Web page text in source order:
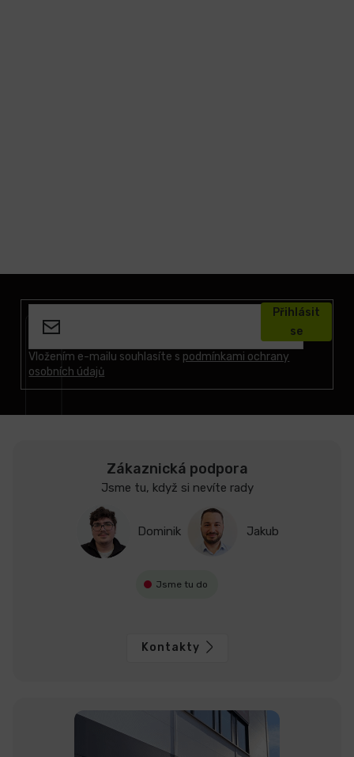
Vložením e-mailu souhlasíte s podmínkami ochrany
osobních údajů
Přihlásit
se
Zákaznická podpora
Jsme tu, když si nevíte rady
Dominik Jakub
Jsme tu do
Kontakty